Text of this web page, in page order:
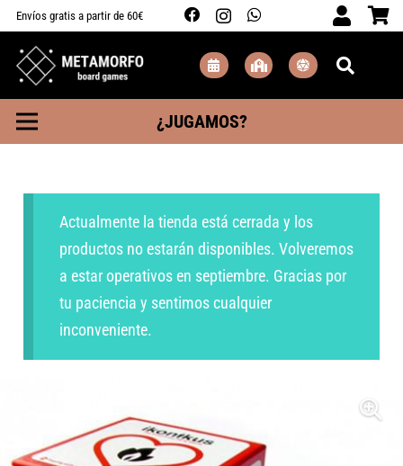
Envíos gratis a partir de 60€
¿JUGAMOS?
Actualmente la tienda está cerrada y los
productos no estarán disponibles. Volveremos
a estar operativos en septiembre. Gracias por
tu paciencia y sentimos cualquier
inconveniente.